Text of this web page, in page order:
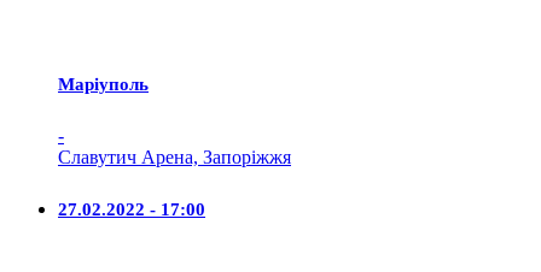
Маріуполь
-
Славутич Арена, Запоріжжя
27.02.2022 - 17:00